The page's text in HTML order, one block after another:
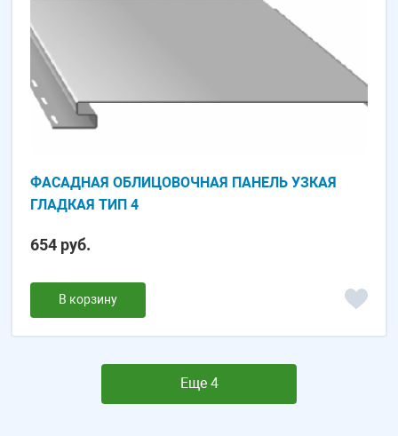
ФАСАДНАЯ ОБЛИЦОВОЧНАЯ ПАНЕЛЬ УЗКАЯ
ГЛАДКАЯ ТИП 4
654 руб.
В корзину
Еще 4